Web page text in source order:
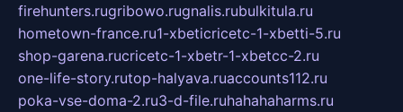
firehunters.rugribowo.rugnalis.rubulkitula.ru
hometown-france.ru1-xbeticricetc-1-xbetti-5.ru
shop-garena.rucricetc-1-xbetr-1-xbetcc-2.ru
one-life-story.rutop-halyava.ruaccounts112.ru
poka-vse-doma-2.ru3-d-file.ruhahahaharms.ru